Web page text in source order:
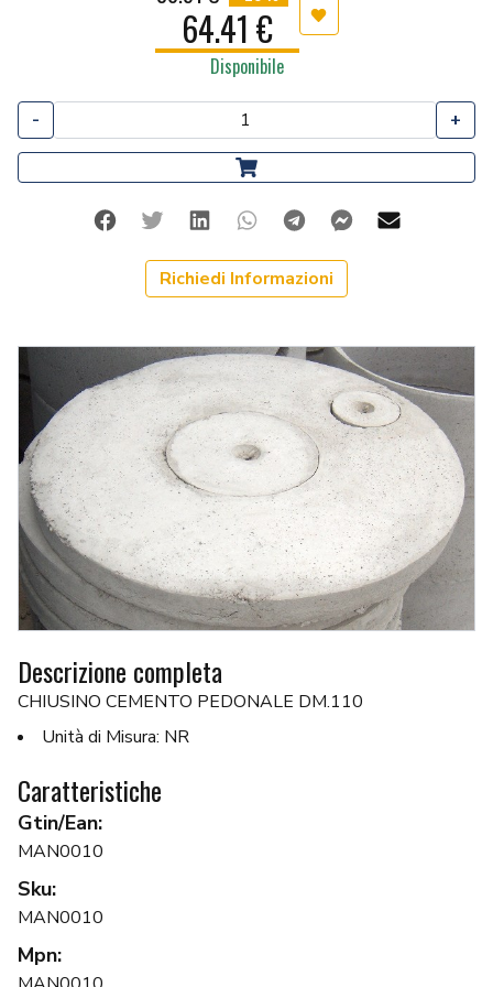
64.41 € Aggiungi ai preferiti
Disponibile
- +
FacebookTwitterLinkedinWhatsappTelegramFacebook
Richiedi Informazioni
Descrizione completa
CHIUSINO CEMENTO PEDONALE DM.110
Unità di Misura: NR
Caratteristiche
Gtin/Ean:
MAN0010
Sku:
MAN0010
Mpn: